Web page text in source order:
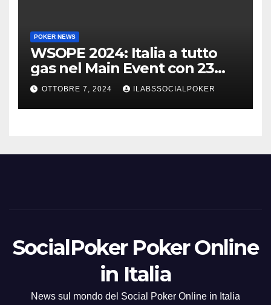
POKER NEWS
WSOPE 2024: Italia a tutto
gas nel Main Event con 23
azzurri al day 3
OTTOBRE 7, 2024 ILABSSOCIALPOKER
SocialPoker Poker Online
in Italia
News sul mondo del Social Poker Online in Italia